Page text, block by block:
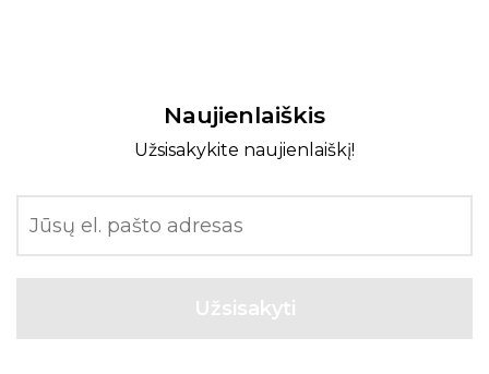
Naujienlaiškis
Užsisakykite naujienlaiškį!